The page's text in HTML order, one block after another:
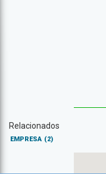
Relacionados
EMPRESA (2)